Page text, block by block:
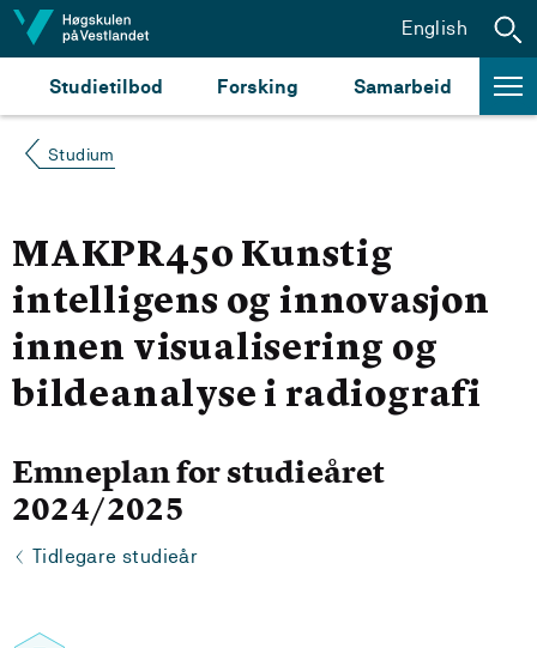
Hopp til innhald
Studietilbod Forsking Samarbeid
English
Studium
MAKPR450 Kunstig
intelligens og innovasjon
innen visualisering og
bildeanalyse i radiografi
Emneplan for studieåret
2024/2025
Tidlegare studieår